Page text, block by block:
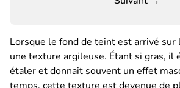
Lorsque le fond de teintest arrivé sur
une texture argileuse. Étant si gras, il
étaler et donnait souvent un effet